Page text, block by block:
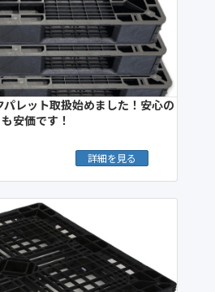
レット取扱始めました！安心の
安価です！
詳細を見る